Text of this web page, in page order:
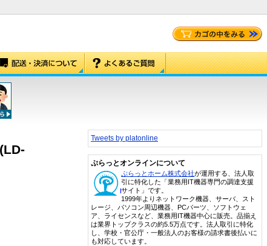
Tweets by platonline
ぷらっとオンラインについて
ぷらっとホーム株式会社が運用する、法人取
引に特化した「業務用IT機器専門の調達支援
サイト」です。
1999年よりネットワーク機器、サーバ、スト
レージ、パソコン周辺機器、PCパーツ、ソフトウェ
ア、ライセンスなど、業務用IT機器中心に販売。品揃え
は業界トップクラスの約5.5万点です。法人取引に特化
し、学校・官公庁・一般法人のお客様の請求書後払いに
も対応しています。